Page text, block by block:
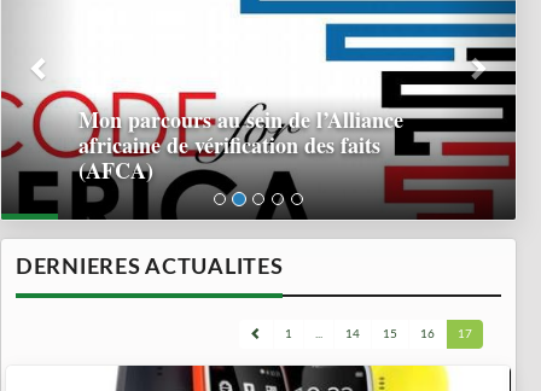
Mon parcours au sein de l’Alliance
africaine de vérification des faits
(AFCA)
DERNIERES ACTUALITES
1 ... 14 15 16 17